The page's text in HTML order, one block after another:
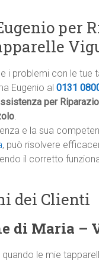
per
i problemi con le tue
Eugenio al0131
per
.
e la sua
, può risolvere
il corretto
dei Clienti
di Maria –
quando le mie